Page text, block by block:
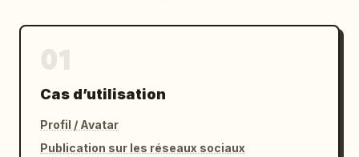
Cas d’utilisation
Profil / Avatar
Publication sur les réseaux sociaux